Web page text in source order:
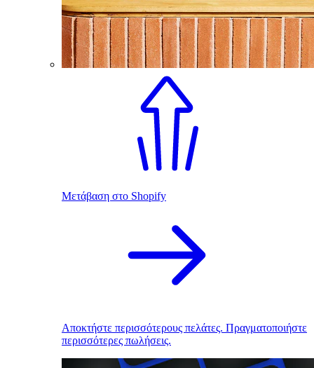
Μετάβαση στο Shopify
Αποκτήστε περισσότερους πελάτες. Πραγματοποιήστε
περισσότερες πωλήσεις.